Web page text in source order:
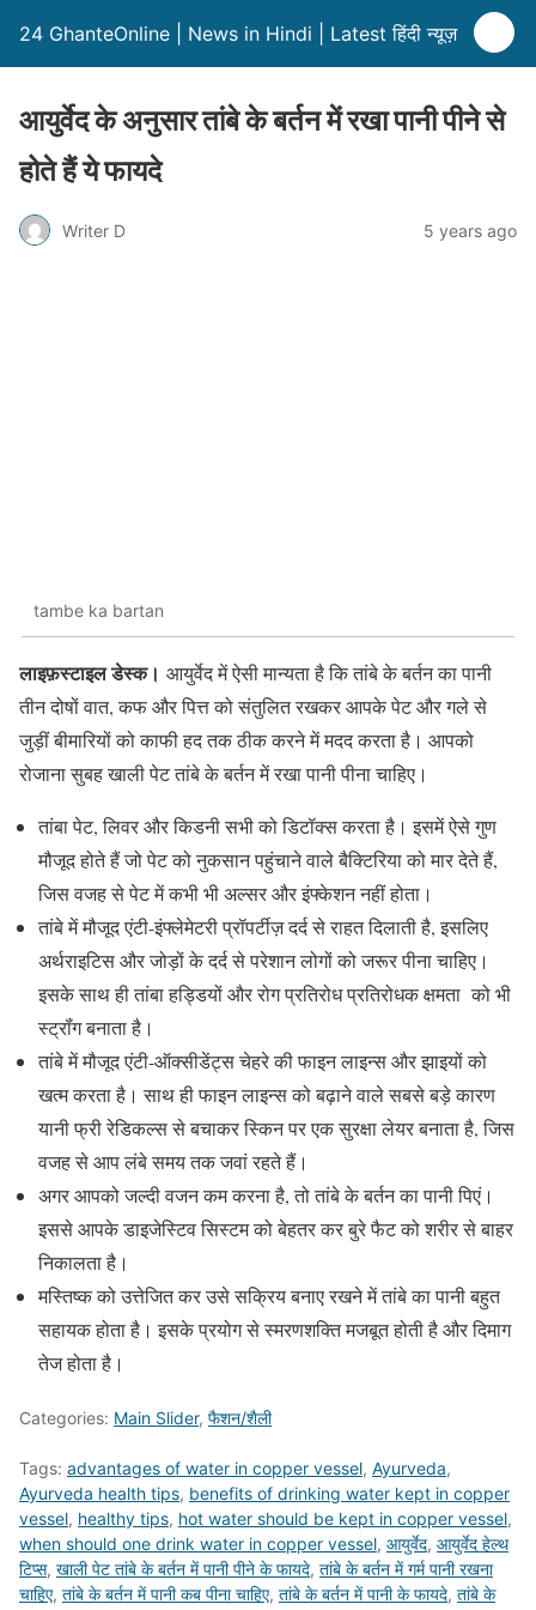
24 GhanteOnline | News in Hindi | Latest हिंदी न्यूज़
आयुर्वेद के अनुसार तांबे के बर्तन में रखा पानी पीने से
होते हैं ये फायदे
Writer D 5 years ago
tambe ka bartan
लाइफ़स्टाइल डेस्क। आयुर्वेद में ऐसी मान्यता है कि तांबे के बर्तन का पानी
तीन दोषों वात, कफ और पित्त को संतुलित रखकर आपके पेट और गले से
जुड़ीं बीमारियों को काफी हद तक ठीक करने में मदद करता है। आपको
रोजाना सुबह खाली पेट तांबे के बर्तन में रखा पानी पीना चाहिए।
तांबा पेट, लिवर और किडनी सभी को डिटॉक्स करता है। इसमें ऐसे गुण
मौजूद होते हैं जो पेट को नुकसान पहुंचाने वाले बैक्टिरिया को मार देते हैं,
जिस वजह से पेट में कभी भी अल्सर और इंफ्केशन नहीं होता।
तांबे में मौजूद एंटी-इंफ्लेमेटरी प्रॉपर्टीज़ दर्द से राहत दिलाती है, इसलिए
अर्थराइटिस और जोड़ों के दर्द से परेशान लोगों को जरूर पीना चाहिए।
इसके साथ ही तांबा हड्डियों और रोग प्रतिरोध प्रतिरोधक क्षमता को भी
स्ट्रॉंग बनाता है।
तांबे में मौजूद एंटी-ऑक्सीडेंट्स चेहरे की फाइन लाइन्स और झाइयों को
खत्म करता है। साथ ही फाइन लाइन्स को बढ़ाने वाले सबसे बड़े कारण
यानी फ्री रेडिकल्स से बचाकर स्किन पर एक सुरक्षा लेयर बनाता है, जिस
वजह से आप लंबे समय तक जवां रहते हैं।
अगर आपको जल्दी वजन कम करना है, तो तांबे के बर्तन का पानी पिएं।
इससे आपके डाइजेस्टिव सिस्टम को बेहतर कर बुरे फैट को शरीर से बाहर
निकालता है।
मस्तिष्क को उत्तेजित कर उसे सक्रिय बनाए रखने में तांबे का पानी बहुत
सहायक होता है। इसके प्रयोग से स्मरणशक्ति मजबूत होती है और दिमाग
तेज होता है।
Categories: Main Slider, फैशन/शैली
Tags: advantages of water in copper vessel, Ayurveda,
Ayurveda health tips, benefits of drinking water kept in copper
vessel, healthy tips, hot water should be kept in copper vessel,
when should one drink water in copper vessel, आयुर्वेद, आयुर्वेद हेल्थ
टिप्स, खाली पेट तांबे के बर्तन में पानी पीने के फायदे, तांबे के बर्तन में गर्म पानी रखना
चाहिए, तांबे के बर्तन में पानी कब पीना चाहिए, तांबे के बर्तन में पानी के फायदे, तांबे के